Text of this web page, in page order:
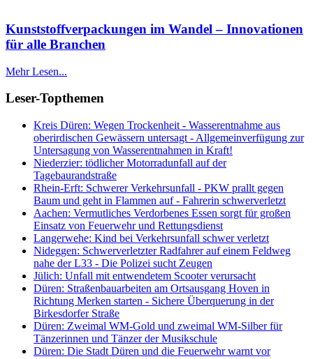
Kunststoffverpackungen im Wandel – Innovationen
für alle Branchen
Mehr Lesen...
Leser-Topthemen
Kreis Düren: Wegen Trockenheit - Wasserentnahme aus
oberirdischen Gewässern untersagt - Allgemeinverfügung zur
Untersagung von Wasserentnahmen in Kraft!
Niederzier: tödlicher Motorradunfall auf der
Tagebaurandstraße
Rhein-Erft: Schwerer Verkehrsunfall - PKW prallt gegen
Baum und geht in Flammen auf - Fahrerin schwerverletzt
Aachen: Vermutliches Verdorbenes Essen sorgt für großen
Einsatz von Feuerwehr und Rettungsdienst
Langerwehe: Kind bei Verkehrsunfall schwer verletzt
Nideggen: Schwerverletzter Radfahrer auf einem Feldweg
nahe der L33 - Die Polizei sucht Zeugen
Jülich: Unfall mit entwendetem Scooter verursacht
Düren: Straßenbauarbeiten am Ortsausgang Hoven in
Richtung Merken starten - Sichere Überquerung in der
Birkesdorfer Straße
Düren: Zweimal WM-Gold und zweimal WM-Silber für
Tänzerinnen und Tänzer der Musikschule
Düren: Die Stadt Düren und die Feuerwehr warnt vor